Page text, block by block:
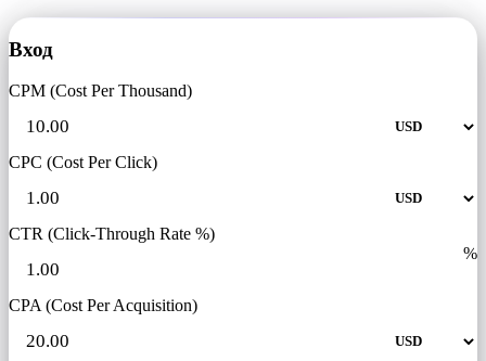
Вход
CPM (Cost Per Thousand)
CPC (Cost Per Click)
CTR (Click-Through Rate %)
%
CPA (Cost Per Acquisition)